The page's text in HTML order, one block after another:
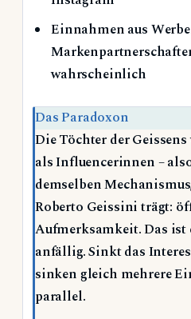
Einnahmen aus
wahrscheinlich
Das Paradoxon
Die Töchter der
als Influencerinnen –
demselben
Roberto Geissini trägt:
Aufmerksamkeit. Das ist
anfällig. Sinkt das
sinken gleich mehrere
parallel.